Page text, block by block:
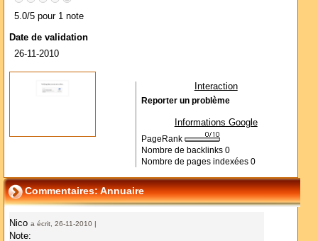
5.0/5 pour 1 note
Date de validation
26-11-2010
Interaction
Reporter un problème
Informations Google
PageRank
Nombre de backlinks 0
Nombre de pages indexées 0
Commentaires: Annuaire
Nico a écrit, 26-11-2010 |
Note: